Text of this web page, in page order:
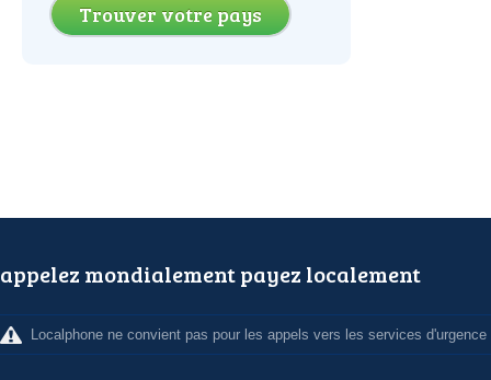
Trouver votre pays
appelez mondialement payez localement
Localphone ne convient pas pour les appels vers les services d'urgence